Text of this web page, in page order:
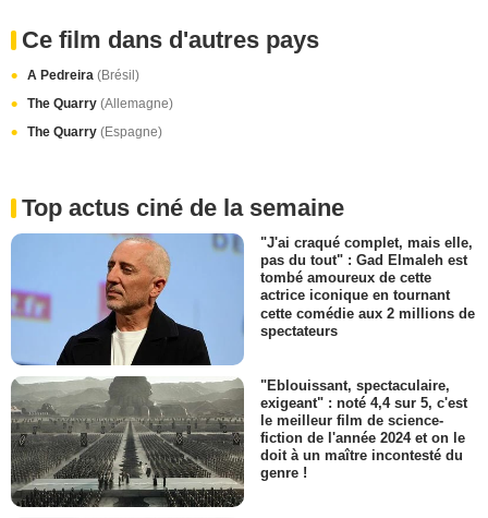
Ce film dans d'autres pays
A Pedreira (Brésil)
The Quarry (Allemagne)
The Quarry (Espagne)
Top actus ciné de la semaine
"J'ai craqué complet, mais elle,
pas du tout" : Gad Elmaleh est
tombé amoureux de cette
actrice iconique en tournant
cette comédie aux 2 millions de
spectateurs
"Eblouissant, spectaculaire,
exigeant" : noté 4,4 sur 5, c'est
le meilleur film de science-
fiction de l'année 2024 et on le
doit à un maître incontesté du
genre !